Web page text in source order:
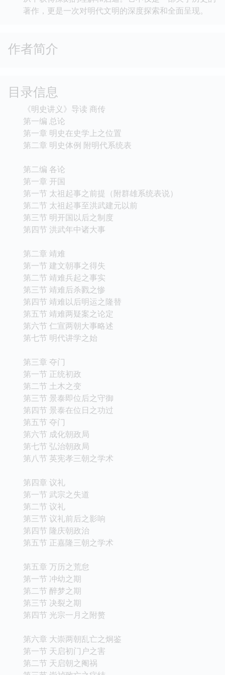
著作，更是一次对明代文明的深度探索和全面呈现。
作者简介
目录信息
《明史讲义》导读 商传
第一编 总论
第一章 明史在史学上之位置
第二章 明史体例 附明代系统表
第二编 各论
第一章 开国
第一节 太祖起事之前提（附群雄系统表说）
第二节 太祖起事至洪武建元以前
第三节 明开国以后之制度
第四节 洪武年中诸大事
第二章 靖难
第一节 建文朝事之得失
第二节 靖难兵起之事实
第三节 靖难后杀戮之惨
第四节 靖难以后明运之隆替
第五节 靖难两疑案之论定
第六节 仁宣两朝大事略述
第七节 明代讲学之始
第三章 夺门
第一节 正统初政
第二节 土木之变
第三节 景泰即位后之守御
第四节 景泰在位日之功过
第五节 夺门
第六节 成化朝政局
第七节 弘治朝政局
第八节 英宪孝三朝之学术
第四章 议礼
第一节 武宗之失道
第二节 议礼
第三节 议礼前后之影响
第四节 隆庆朝政治
第五节 正嘉隆三朝之学术
第五章 万历之荒怠
第一节 冲幼之期
第二节 醉梦之期
第三节 决裂之期
第四节 光宗一月之附赘
第六章 大崇两朝乱亡之炯鉴
第一节 天启初门户之害
第二节 天启朝之阉祸